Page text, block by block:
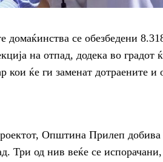
домаќинства се обезбедени
на отпад, додека во градот
кои ќе ги заменат дотраените и
Општина Прилеп добива
Три од нив веќе се